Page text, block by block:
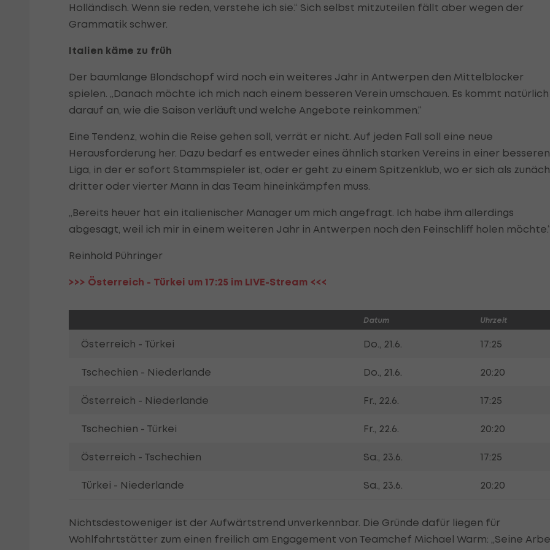
Holländisch. Wenn sie reden, verstehe ich sie.“ Sich selbst mitzuteilen fällt aber wegen der
Grammatik schwer.
Italien käme zu früh
Der baumlange Blondschopf wird noch ein weiteres Jahr in Antwerpen den Mittelblocker
spielen. „Danach möchte ich mich nach einem besseren Verein umschauen. Es kommt natürlich
darauf an, wie die Saison verläuft und welche Angebote reinkommen.“
Eine Tendenz, wohin die Reise gehen soll, verrät er nicht. Auf jeden Fall soll eine neue
Herausforderung her. Dazu bedarf es entweder eines ähnlich starken Vereins in einer besseren
Liga, in der er sofort Stammspieler ist, oder er geht zu einem Spitzenklub, wo er sich als
dritter oder vierter Mann in das Team hineinkämpfen muss.
„Bereits heuer hat ein italienischer Manager um mich angefragt. Ich habe ihm allerdings
abgesagt, weil ich mir in einem weiteren Jahr in Antwerpen noch den Feinschliff holen
Reinhold Pühringer
>>> Österreich - Türkei um 17:25 im LIVE-Stream <<<
Datum Uhrzeit
Österreich - Türkei Do., 21.6. 17:25
Tschechien - Niederlande Do., 21.6. 20:20
Österreich - Niederlande Fr., 22.6. 17:25
Tschechien - Türkei Fr., 22.6. 20:20
Österreich - Tschechien Sa., 23.6. 17:25
Türkei - Niederlande Sa., 23.6. 20:20
Nichtsdestoweniger ist der Aufwärtstrend unverkennbar. Die Gründe dafür liegen für
Wohlfahrtstätter zum einen freilich am Engagement von Teamchef Michael Warm: „Seine